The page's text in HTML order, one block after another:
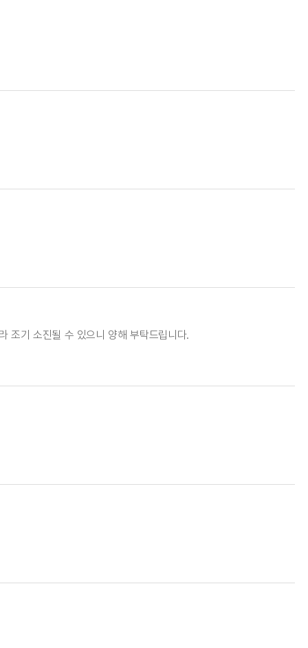
조기 소진될 수 있으니 양해 부탁드립니다.